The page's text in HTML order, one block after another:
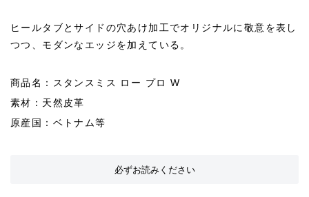
ヒールタブとサイドの穴あけ加工でオリジナルに敬意を表し
つつ、モダンなエッジを加えている。
商品名：スタンスミス ロー プロ W
素材：天然皮革
原産国：ベトナム等
必ずお読みください